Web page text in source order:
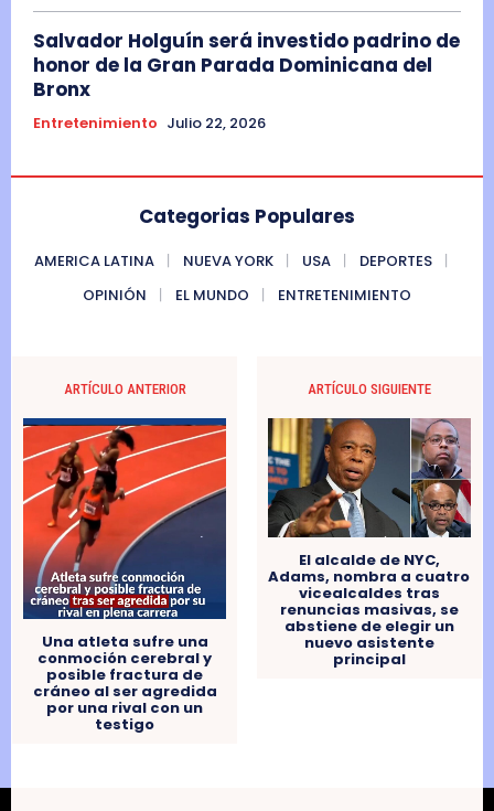
Salvador Holguín será investido padrino de
honor de la Gran Parada Dominicana del
Bronx
Entretenimiento Julio 22, 2026
Categorias Populares
AMERICA LATINA NUEVA YORK USA
DEPORTES
OPINIÓN
EL MUNDO ENTRETENIMIENTO
ARTÍCULO ANTERIOR
Una atleta sufre una
conmoción cerebral y
posible fractura de
cráneo al ser agredida
por una rival con un
testigo
ARTÍCULO SIGUIENTE
El alcalde de NYC,
Adams, nombra a cuatro
vicealcaldes tras
renuncias masivas, se
abstiene de elegir un
nuevo asistente
principal